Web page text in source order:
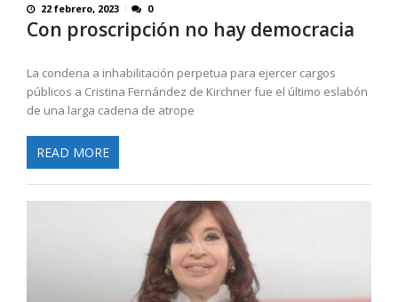
22 febrero, 2023 0
Con proscripción no hay democracia
La condena a inhabilitación perpetua para ejercer cargos
públicos a Cristina Fernández de Kirchner fue el último eslabón
de una larga cadena de atrope
READ MORE